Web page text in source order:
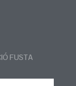
FUSTA